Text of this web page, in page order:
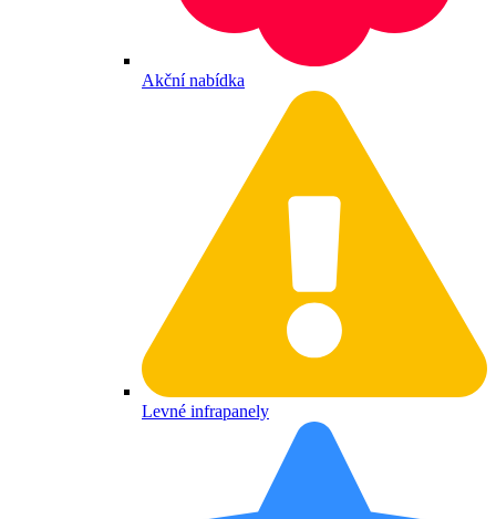
Akční nabídka
Levné infrapanely